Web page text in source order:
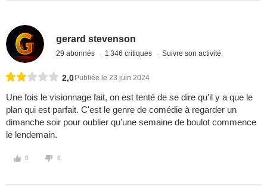
gerard stevenson
29 abonnés 1 346 critiques Suivre son activité
2,0 Publiée le 23 juin 2024
Une fois le visionnage fait, on est tenté de se dire qu'il y a que le
plan qui est parfait. C'est le genre de comédie à regarder un
dimanche soir pour oublier qu'une semaine de boulot commence
le lendemain.
0 0